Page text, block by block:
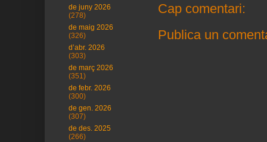
Cap comentari:
Publica un
de juny 2026
(278)
de maig 2026
(326)
d’abr. 2026
(303)
de març 2026
(351)
de febr. 2026
(300)
de gen. 2026
(307)
de des. 2025
(266)